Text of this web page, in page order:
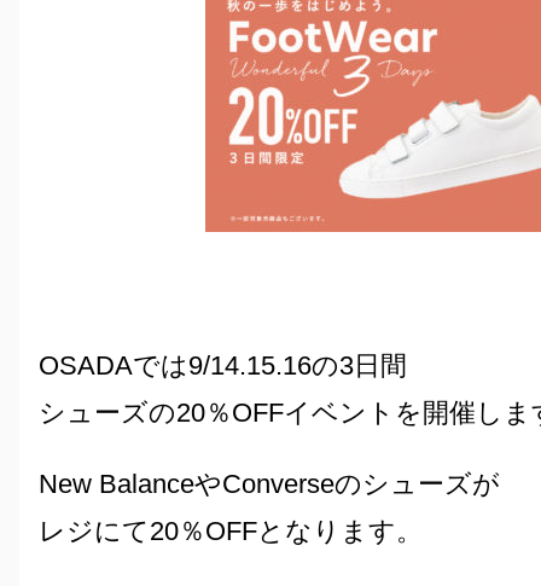
OSADAでは9/14.15.16の3日間
シューズの20％OFFイベントを開催しま
New BalanceやConverseのシューズが
レジにて20％OFFとなります。